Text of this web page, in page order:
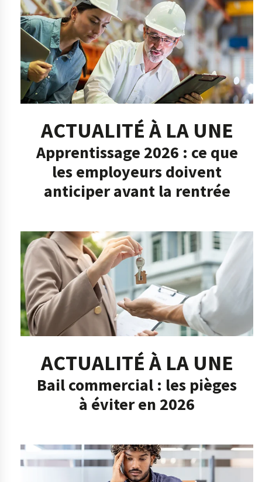
ACTUALITÉ À LA UNE
Apprentissage 2026 : ce que
les employeurs doivent
anticiper avant la rentrée
ACTUALITÉ À LA UNE
Bail commercial : les pièges
à éviter en 2026